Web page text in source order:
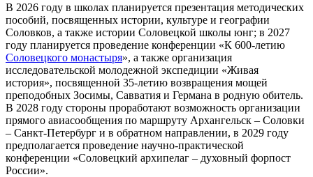
В 2026 году в школах планируется презентация методических
пособий, посвященных истории, культуре и географии
Соловков, а также истории Соловецкой школы юнг; в 2027
году планируется проведение конференции «К 600-летию
Соловецкого монастыря», а также организация
исследовательской молодежной экспедиции «Живая
история», посвященной 35-летию возвращения мощей
преподобных Зосимы, Савватия и Германа в родную обитель.
В 2028 году стороны проработают возможность организации
прямого авиасообщения по маршруту Архангельск – Соловки
– Санкт-Петербург и в обратном направлении, в 2029 году
предполагается проведение научно-практической
конференции «Соловецкий архипелаг – духовный форпост
России».